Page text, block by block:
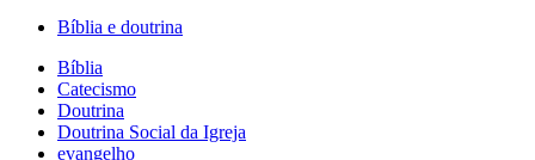
Bíblia e doutrina
Bíblia
Catecismo
Doutrina
Doutrina Social da Igreja
evangelho